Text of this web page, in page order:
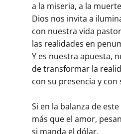
a la miseria, a la
Dios nos invita a
con nuestra vida
las realidades en
Y es nuestra apuesta,
de transformar la
con su presencia y con
Si en la balanza de
más que el amor,
si manda el dólar,